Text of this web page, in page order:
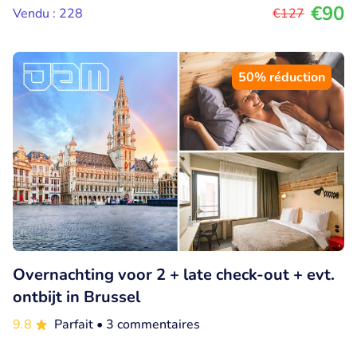
Vendu : 228
€127 €90
50% réduction
Overnachting voor 2 + late check-out + evt.
ontbijt in Brussel
9.8 Parfait • 3 commentaires